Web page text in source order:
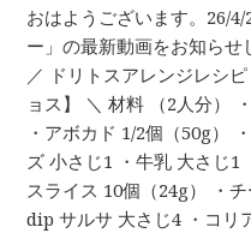
おはようございます。26/
ー」の最新動画をお知らせ
／ ドリトスアレンジレシピ
ョス】 ＼ 材料 （2人分）
・アボカド 1/2個（50g）
ズ 小さじ1 ・牛乳 大さじ1
スライス 10個（24g） ・
dip サルサ 大さじ4 ・コリ